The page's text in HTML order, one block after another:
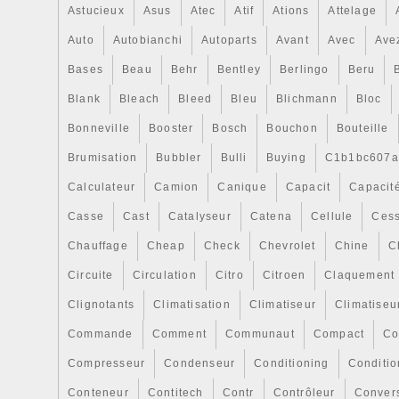
Astucieux Asus Atec Atif Ations Attelage
Auto Autobianchi Autoparts Avant Avec
Bases Beau Behr Bentley Berlingo Beru
Blank Bleach Bleed Bleu Blichmann Bloc
Bonneville Booster Bosch Bouchon Bouteille
Brumisation Bubbler Bulli Buying
Calculateur Camion Canique Capacit
Casse Cast Catalyseur Catena Cellule
Chauffage Cheap Check Chevrolet Chine
Circuite Circulation Citro Citroen Claquement
Clignotants Climatisation Climatiseur
Commande Comment Communaut Compact
Compresseur Condenseur Conditioning
Conteneur Contitech Contr Contrôleur
Pendant le processus de retour, vous
donner l’heure dépêche pas de délai de
dans le monde. Pour les prix
cliquer sur le Affranchissement et
PLAÎT NOTER ARTICLE ET
prix comprennent la TVA. (Articles ne
affichés sans TVA). PRIX DE POSTE
AUSSI CONDITIONNEMENT /
FRAIS affranchissement, service de
Nous sommes heureux de faire de notre
répondre à questions sensées,
de bureau normales (Lun-ven 9-5),
note nous ne pas avoir une
marques & modèles ou ont une
linstallation/utilisation de tous nos
uniquement les modèles indiqués si les
modèles sa en notre faveur de le dire!
pour tout un seul modèle. Modèles